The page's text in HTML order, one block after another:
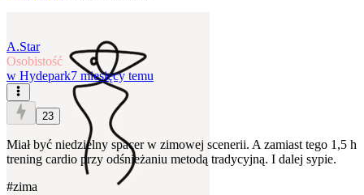
A.Star
Osobistość
w Hydepark7 miesięcy temu
23
Miał być niedzielny spacer w zimowej scenerii. A zamiast tego 1,5 h
trening cardio przy odśnieżaniu metodą tradycyjną. I dalej sypie.
#zima